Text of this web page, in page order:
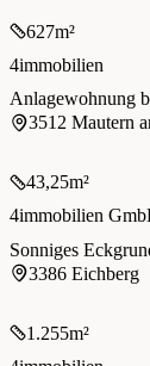
627m²
4immobilien
Anlagewohnung
3512 Mautern
43,25m²
4immobilien
Sonniges
3386 Eichberg
1.255m²